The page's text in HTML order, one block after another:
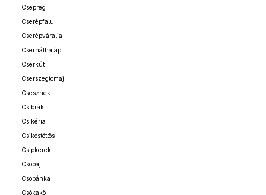
Csepreg
Cserépfalu
Cserépváralja
Cserháthaláp
Cserkút
Cserszegtomaj
Csesznek
Csibrák
Csikéria
Csikóstőttős
Csipkerek
Csobaj
Csobánka
Csókakő